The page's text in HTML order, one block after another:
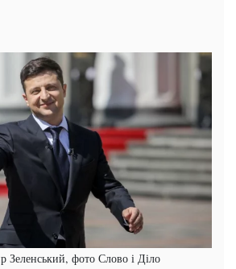
Зеленський, фото Слово і Діло